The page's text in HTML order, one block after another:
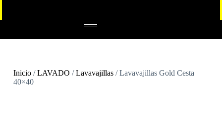
Inicio/LAVADO /Lavavajillas/ Lavavajillas Gold Cesta
40×40